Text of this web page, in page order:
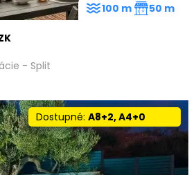
- Split
100 m 50 m
Dostupné:A8+2, A4+0